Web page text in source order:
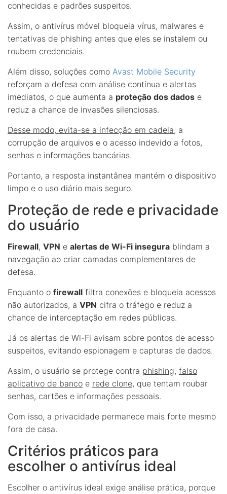
conhecidas e padrões suspeitos.
Assim, o antivírus móvel bloqueia vírus, malwares e
tentativas de phishing antes que eles se instalem ou
roubem credenciais.
Além disso, soluções como Avast Mobile Security
reforçam a defesa com análise contínua e alertas
imediatos, o que aumenta a proteção dos dados e
reduz a chance de invasões silenciosas.
Desse modo, evita-se a infecção em cadeia, a
corrupção de arquivos e o acesso indevido a fotos,
senhas e informações bancárias.
Portanto, a resposta instantânea mantém o dispositivo
limpo e o uso diário mais seguro.
Proteção de rede e privacidade
do usuário
Firewall, VPN e alertas de Wi-Fi insegura blindam a
navegação ao criar camadas complementares de
defesa.
Enquanto o firewall filtra conexões e bloqueia acessos
não autorizados, a VPN cifra o tráfego e reduz a
chance de interceptação em redes públicas.
Já os alertas de Wi-Fi avisam sobre pontos de acesso
suspeitos, evitando espionagem e capturas de dados.
Assim, o usuário se protege contra phishing, falso
aplicativo de banco e rede clone, que tentam roubar
senhas, cartões e informações pessoais.
Com isso, a privacidade permanece mais forte mesmo
fora de casa.
Critérios práticos para
escolher o antivírus ideal
Escolher o antivírus ideal exige análise prática, porque